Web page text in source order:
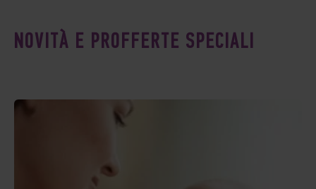
NOVITÀ E PROFFERTE SPECIALI